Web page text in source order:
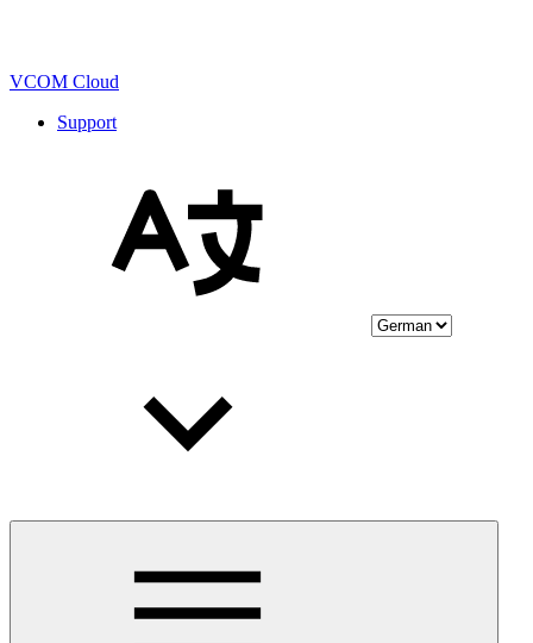
VCOM Cloud
Support